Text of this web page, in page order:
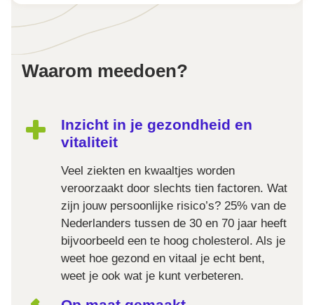
Waarom meedoen?
Inzicht in je gezondheid en
vitaliteit
Veel ziekten en kwaaltjes worden
veroorzaakt door slechts tien factoren. Wat
zijn jouw persoonlijke risico’s? 25% van de
Nederlanders tussen de 30 en 70 jaar heeft
bijvoorbeeld een te hoog cholesterol. Als je
weet hoe gezond en vitaal je echt bent,
weet je ook wat je kunt verbeteren.